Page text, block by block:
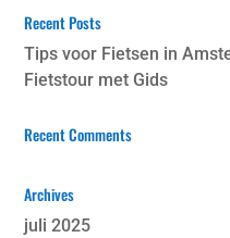
Recent Posts
Tips voor Fietsen in
Fietstour met Gids
Recent Comments
Archives
juli 2025